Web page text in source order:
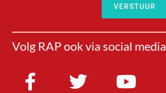
VERSTUUR
lVolg RAP ook via social media